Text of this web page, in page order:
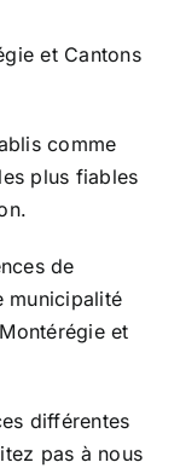
et Cantons
comme
plus fiables
de
municipalité
et
différentes
pas à nous